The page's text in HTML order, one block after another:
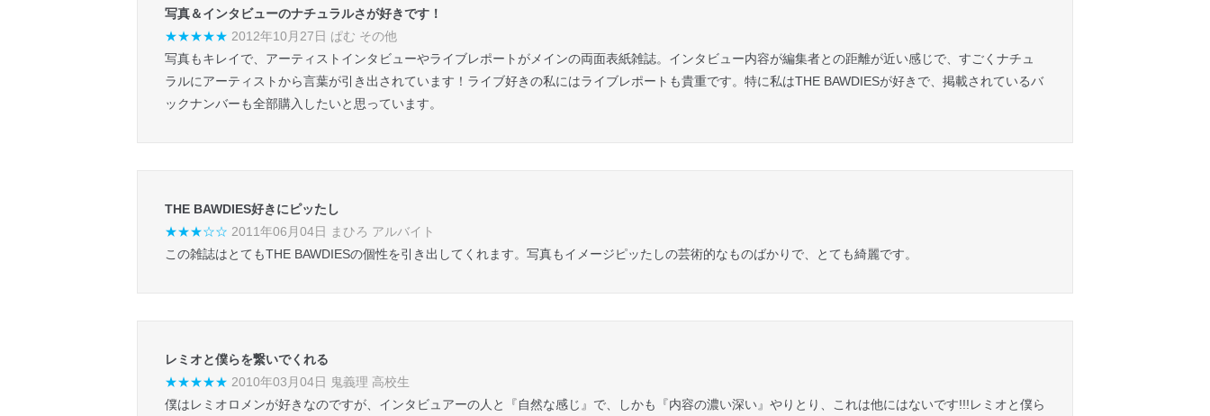
写真＆インタビューのナチュラルさが好きです！
★★★★★ 2012年10月27日 ぱむ その他
写真もキレイで、アーティストインタビューやライブレポートがメインの両面表紙雑誌。インタビュー内容が編集者との距離が近い感じで、すごくナチュ
ラルにアーティストから言葉が引き出されています！ライブ好きの私にはライブレポートも貴重です。特に私はTHE BAWDIESが好きで、掲載されているバ
ックナンバーも全部購入したいと思っています。
THE BAWDIES好きにピッたし
★★★☆☆ 2011年06月04日 まひろ アルバイト
この雑誌はとてもTHE BAWDIESの個性を引き出してくれます。写真もイメージピッたしの芸術的なものばかりで、とても綺麗です。
レミオと僕らを繋いでくれる
★★★★★ 2010年03月04日 鬼義理 高校生
僕はレミオロメンが好きなのですが、インタビュアーの人と『自然な感じ』で、しかも『内容の濃い深い』やりとり、これは他にはないです!!!レミオと僕ら